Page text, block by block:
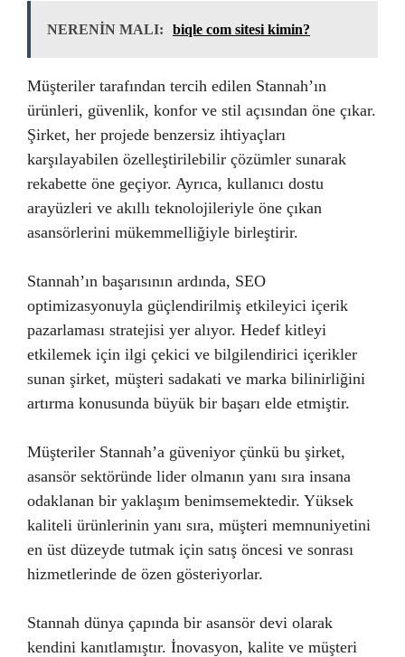
NERENİN MALI: biqle com sitesi kimin?
Müşteriler tarafından tercih edilen Stannah’ın
ürünleri, güvenlik, konfor ve stil açısından öne çıkar.
Şirket, her projede benzersiz ihtiyaçları
karşılayabilen özelleştirilebilir çözümler sunarak
rekabette öne geçiyor. Ayrıca, kullanıcı dostu
arayüzleri ve akıllı teknolojileriyle öne çıkan
asansörlerini mükemmelliğiyle birleştirir.
Stannah’ın başarısının ardında, SEO
optimizasyonuyla güçlendirilmiş etkileyici içerik
pazarlaması stratejisi yer alıyor. Hedef kitleyi
etkilemek için ilgi çekici ve bilgilendirici içerikler
sunan şirket, müşteri sadakati ve marka bilinirliğini
artırma konusunda büyük bir başarı elde etmiştir.
Müşteriler Stannah’a güveniyor çünkü bu şirket,
asansör sektöründe lider olmanın yanı sıra insana
odaklanan bir yaklaşım benimsemektedir. Yüksek
kaliteli ürünlerinin yanı sıra, müşteri memnuniyetini
en üst düzeyde tutmak için satış öncesi ve sonrası
hizmetlerinde de özen gösteriyorlar.
Stannah dünya çapında bir asansör devi olarak
kendini kanıtlamıştır. İnovasyon, kalite ve müşteri